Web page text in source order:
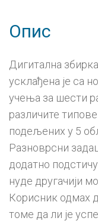
Опис
Дигитална
усклађена је са
учења за шести
различите
подељених у 5
Разноврсни
додатно
нуде другачији
Корисник одмах
томе да ли је